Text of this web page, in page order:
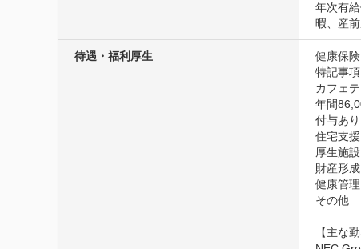
年次有
暇、産
待遇・福利厚生
健康保
特記事項
カフェ
年間
付与あり
住宅支
厚生施
財産形
健康管
その他
【主な